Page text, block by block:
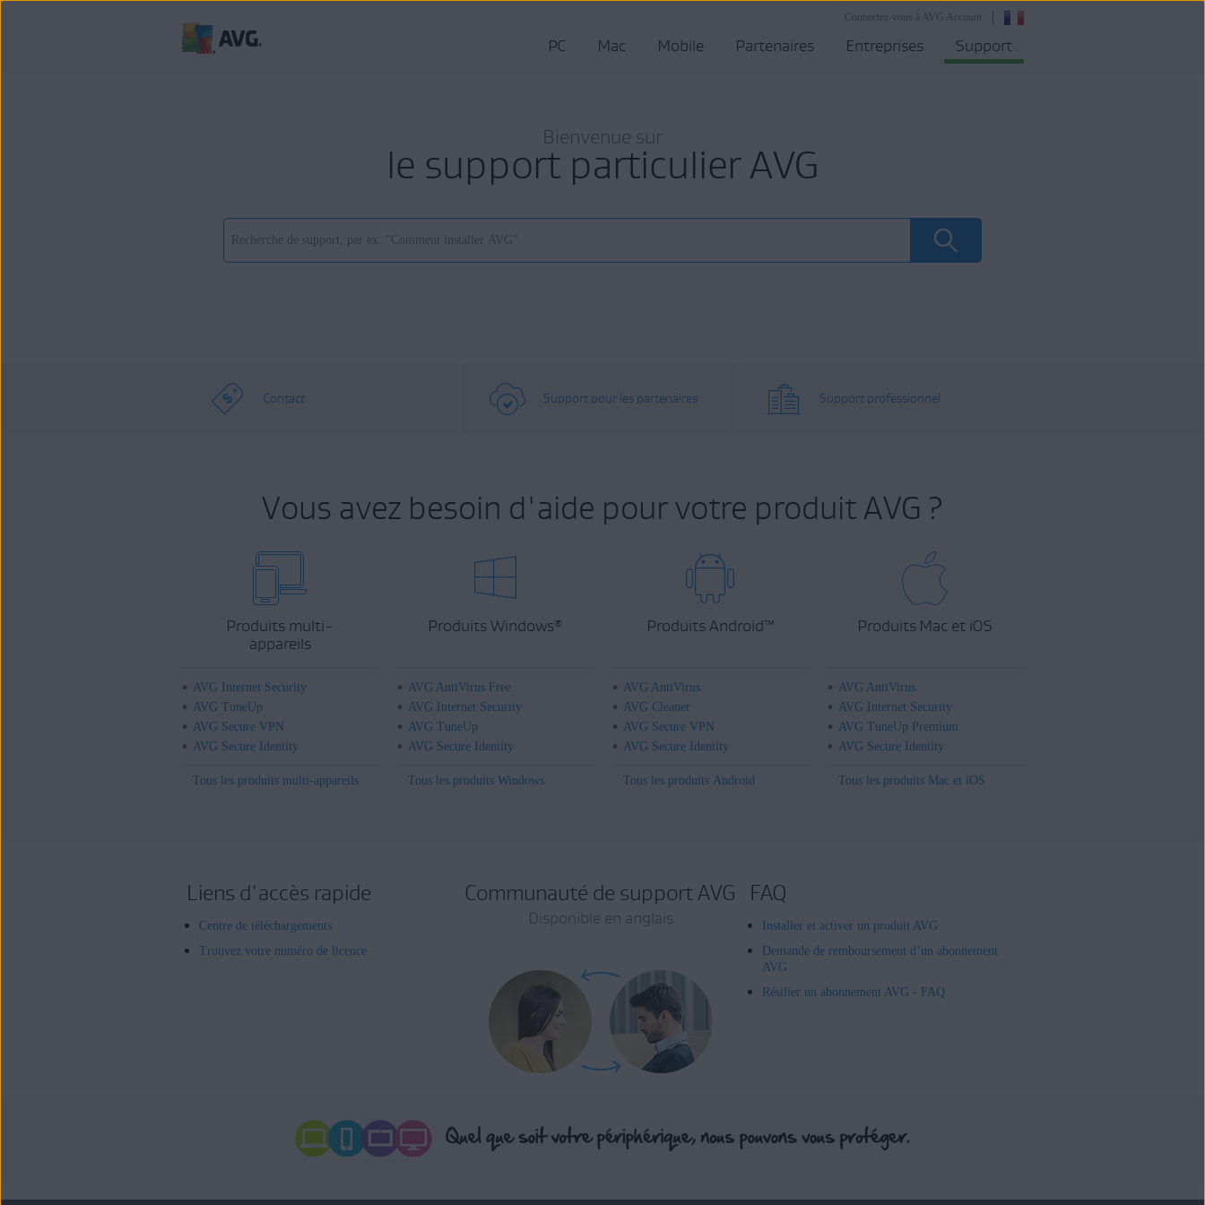
Connectez-vous à AVG Account
PC Mac Mobile Partenaires Entreprises Support
Bienvenue sur
le support particulier AVG
Contact Support pour les partenaires Support professionnel
Vous avez besoin d'aide pour votre produit AVG ?
Produits multi-
appareils
AVG Internet Security
AVG TuneUp
AVG Secure VPN
AVG Secure Identity
Tous les produits multi-appareils
Produits Windows®
AVG AntiVirus Free
AVG Internet Security
AVG TuneUp
AVG Secure Identity
Tous les produits Windows
Produits Android™
AVG AntiVirus
AVG Cleaner
AVG Secure VPN
AVG Secure Identity
Tous les produits Android
Produits Mac et iOS
AVG AntiVirus
AVG Internet Security
AVG TuneUp Premium
AVG Secure Identity
Tous les produits Mac et iOS
Liens d'accès rapide
Centre de téléchargements
Trouvez votre numéro de licence
Communauté de support AVG
Disponible en anglais
FAQ
Installer et activer un produit AVG
Demande de remboursement d’un abonnement
AVG
Résilier un abonnement AVG - FAQ